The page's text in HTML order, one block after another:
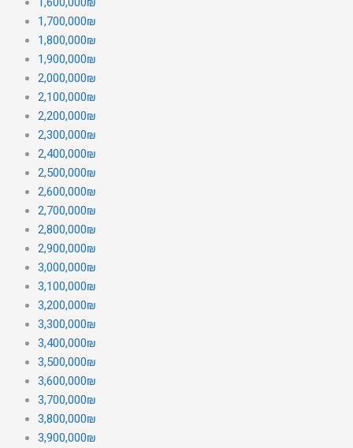
1,700,000₪
1,800,000₪
1,900,000₪
2,000,000₪
2,100,000₪
2,200,000₪
2,300,000₪
2,400,000₪
2,500,000₪
2,600,000₪
2,700,000₪
2,800,000₪
2,900,000₪
3,000,000₪
3,100,000₪
3,200,000₪
3,300,000₪
3,400,000₪
3,500,000₪
3,600,000₪
3,700,000₪
3,800,000₪
3,900,000₪